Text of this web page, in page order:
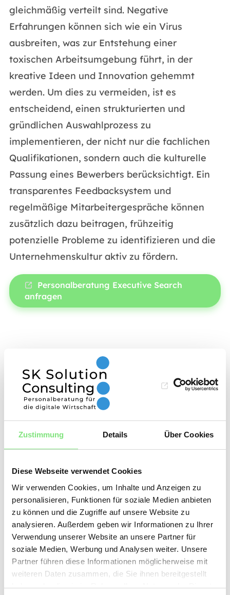
Zustimmung Details Über Cookies
Diese Webseite verwendet Cookies
Wir verwenden Cookies, um Inhalte und Anzeigen zu
personalisieren, Funktionen für soziale Medien anbieten
zu können und die Zugriffe auf unsere Website zu
analysieren. Außerdem geben wir Informationen zu Ihrer
Verwendung unserer Website an unsere Partner für
soziale Medien, Werbung und Analysen weiter. Unsere
Partner führen diese Informationen möglicherweise mit
weiteren Daten zusammen, die Sie ihnen bereitgestellt
haben oder die sie im Rahmen Ihrer Nutzung der Dienste
gleichmäßig verteilt sind. Negative
Erfahrungen können sich wie ein Virus
ausbreiten, was zur Entstehung einer
toxischen Arbeitsumgebung führt, in der
kreative Ideen und Innovation gehemmt
werden. Um dies zu vermeiden, ist es
entscheidend, einen strukturierten und
gründlichen Auswahlprozess zu
implementieren, der nicht nur die fachlichen
Qualifikationen, sondern auch die kulturelle
Passung eines Bewerbers berücksichtigt. Ein
transparentes Feedbacksystem und
regelmäßige Mitarbeitergespräche können
zusätzlich dazu beitragen, frühzeitig
potenzielle Probleme zu identifizieren und die
Unternehmenskultur aktiv zu fördern.
Personalberatung Executive Search
anfragen
116 Bewertungen Empfehlungen